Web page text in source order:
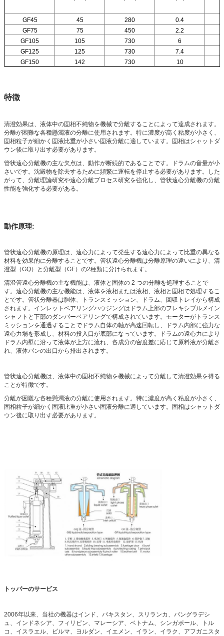
GF45 45 280 0.4
GF75
75 450 2.2
GF105
105 730 6
GF125
125 730 7.4
GF150
142 730 10
特徴
清澄効果は、液体中の固相不純物を機械で分離することによって達成されます。
分離が困難な各種懸濁液の分離に使用されます。特に濃度が高く粘度が小さく、
固相粒子が細かく固液比重が小さい固液分離に適しています。固相はシャットダ
ウン後に取り出す必要があります。
管状遠心分離機の主な欠点は、動作が断続的であることです。ドラムの音量が小
さいです。沈殿物を除去するために頻繁に運転を停止する必要があります。した
がって、分離理論研究や遠心分離プロセス研究を強化し、管状遠心分離機の分離
性能を強化する必要がある。
動作原理:
管状遠心分離機の原理は、遠心力によって発生する遠心力によって比重の異なる
材料を効果的に分離することです。管状遠心分離機は分離原理の違いにより、清
澄型（GQ）と分離型（GF）の2種類に分けられます。
清澄管遠心分離機の主な機能は、液体と固体の 2 つの分離を処理することで
す。遠心分離機の主な機能は、液体を液相または液相、液相と固相で処理するこ
とです。管状分離器は胴体、トランスミッション、ドラム、回収トレイから構成
されます。インレットベアリングハウジングはドラム上部のフレキシブルメイン
シャフトと下部のダンパーベアリングで構成されています。モーターがトランス
ミッションを通過することでドラム自体の軸が高速回転し、ドラム内部に強力な
遠心力場を形成し、材料の投入口が底部になっています。ドラムの遠心力により
ドラム内壁に沿って液体が上方に流れ、各成分の密度差に応じて原料液が分離さ
れ、液体パンの出口から排出されます。
管状遠心分離機は、液体中の固相不純物を機械によって分離して清澄効果を得る
ことが特徴です。
分離が困難な各種懸濁液の分離に使用されます。特に濃度が高く粘度が小さく、
固相粒子が細かく固液比重が小さい固液分離に適しています。固相はシャットダ
ウン後に取り出す必要があります。
トッパーのサービス
2006年以来、当社の機器はインド、パキスタン、スリランカ、バングラデシ
ュ、インドネシア、フィリピン、マレーシア、ベトナム、シンガポール、トル
コ、イスラエル、ビルマ、ヨルダン、イエメン、イラン、イラク、アフガニスタ